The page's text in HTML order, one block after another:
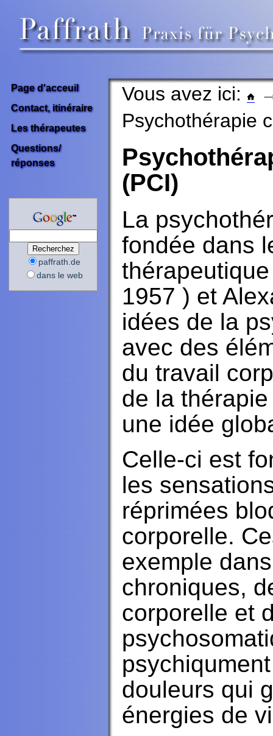
Page d'acceuil
Contact, itinéraire
Les thérapeutes
Questions/
réponses
paffrath.de
dans le web
Vous avez ici:
Psychothérapie
(PCI)
La
fondée dans
1957 ) et
idées de la
avec des
du travail
de la
une idée
Celle-ci est
les
réprimées
corporelle.
exemple
chroniques,
corporelle et
douleurs qui
énergies de